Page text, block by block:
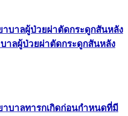
บาลผู้ป่วยผ่าตัดกระดูกสันหลัง
าลผู้ป่วยผ่าตัดกระดูกสันหลัง
บาลทารกเกิดก่อนกำหนดที่มี